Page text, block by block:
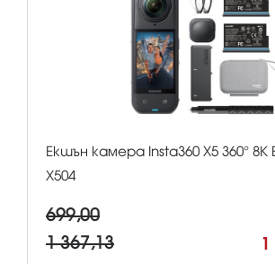
Екшън камера Insta360 X5 360° 8К
X504
699,00
1 367,13